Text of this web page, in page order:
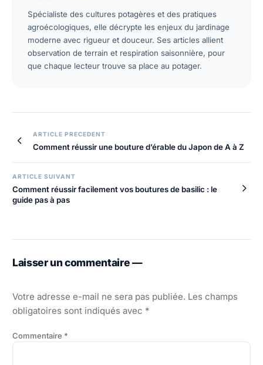
Spécialiste des cultures potagères et des pratiques
agroécologiques, elle décrypte les enjeux du jardinage
moderne avec rigueur et douceur. Ses articles allient
observation de terrain et respiration saisonnière, pour
que chaque lecteur trouve sa place au potager.
Navigation
ARTICLE PRECEDENT
Comment réussir une bouture d’érable du Japon de A à Z
ARTICLE SUIVANT
Comment réussir facilement vos boutures de basilic : le
guide pas à pas
Laisser un commentaire —
Votre adresse e-mail ne sera pas publiée. Les champs
obligatoires sont indiqués avec *
Commentaire *